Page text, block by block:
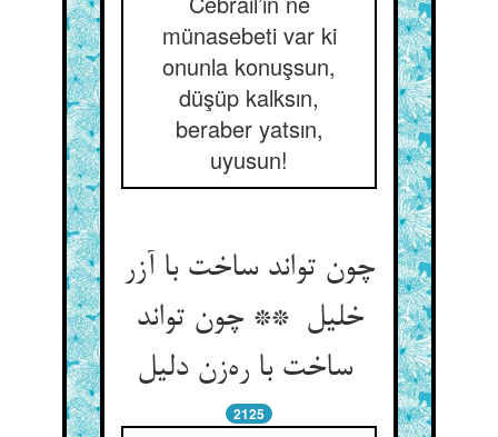
münasebeti var ki
onunla konuşsun,
düşüp kalksın,
beraber yatsın,
uyusun!
چون تواند ساخت با آزر
خلیل ** چون تواند
ساخت با ره‌زن دلیل
2125